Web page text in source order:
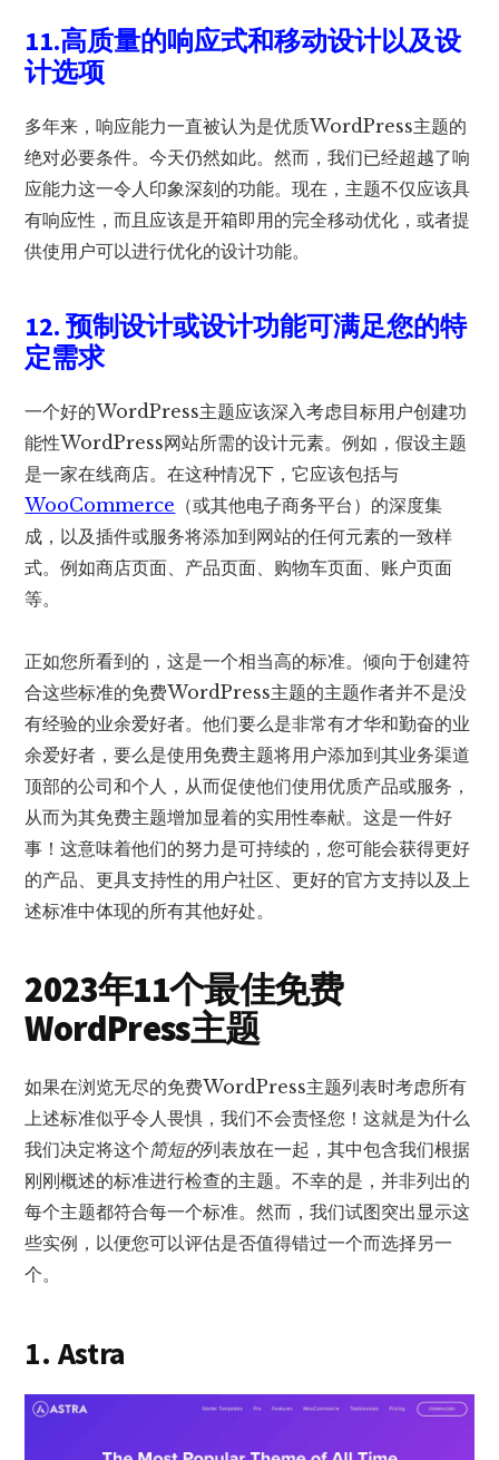
11.高质量的响应式和移动设计以及设
计选项
多年来，响应能力一直被认为是优质WordPress主题的
绝对必要条件。今天仍然如此。然而，我们已经超越了响
应能力这一令人印象深刻的功能。现在，主题不仅应该具
有响应性，而且应该是开箱即用的完全移动优化，或者提
供使用户可以进行优化的设计功能。
12. 预制设计或设计功能可满足您的特
定需求
一个好的WordPress主题应该深入考虑目标用户创建功
能性WordPress网站所需的设计元素。例如，假设主题
是一家在线商店。在这种情况下，它应该包括与
WooCommerce （或其他电子商务平台）的深度集
成，以及插件或服务将添加到网站的任何元素的一致样
式。例如商店页面、产品页面、购物车页面、账户页面
等。
正如您所看到的，这是一个相当高的标准。倾向于创建符
合这些标准的免费WordPress主题的主题作者并不是没
有经验的业余爱好者。他们要么是非常有才华和勤奋的业
余爱好者，要么是使用免费主题将用户添加到其业务渠道
顶部的公司和个人，从而促使他们使用优质产品或服务，
从而为其免费主题增加显着的实用性奉献。这是一件好
事！这意味着他们的努力是可持续的，您可能会获得更好
的产品、更具支持性的用户社区、更好的官方支持以及上
述标准中体现的所有其他好处。
2023年11个最佳免费
WordPress主题
如果在浏览无尽的免费WordPress主题列表时考虑所有
上述标准似乎令人畏惧，我们不会责怪您！这就是为什么
我们决定将这个简短的列表放在一起，其中包含我们根据
刚刚概述的标准进行检查的主题。不幸的是，并非列出的
每个主题都符合每一个标准。然而，我们试图突出显示这
些实例，以便您可以评估是否值得错过一个而选择另一
个。
1. Astra